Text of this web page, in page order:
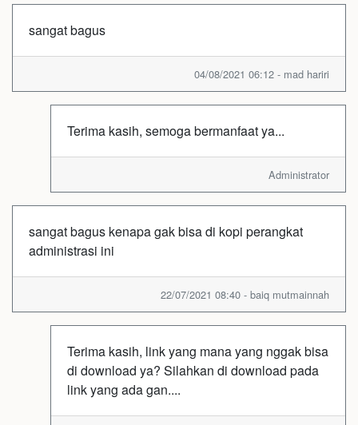
sangat bagus
04/08/2021 06:12 - mad hariri
Terima kasih, semoga bermanfaat ya...
Administrator
sangat bagus kenapa gak bisa di kopi perangkat
administrasi ini
22/07/2021 08:40 - baiq mutmainnah
Terima kasih, link yang mana yang nggak bisa
di download ya? Silahkan di download pada
link yang ada gan....